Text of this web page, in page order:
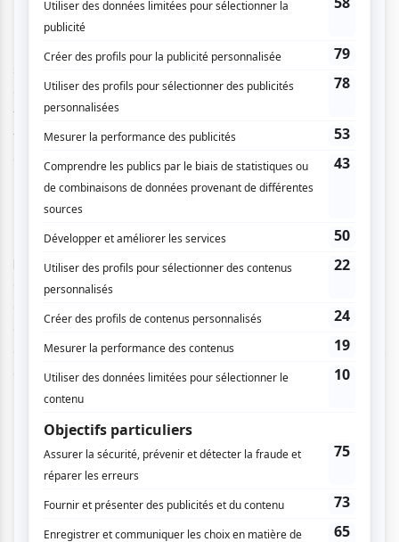
Le projet Jamais Trop Tôt, qui a vu le jour en 2011,
sélectionne les 24 meilleurs textes reçus lors d’ateliers
d’écriture menés dans plusieurs écoles au Canada. Ces
textes sont par la suite mis en musique par d’anciens demi-
finalistes du Grand Concours Hydro-Québec du FICG, tels
que Antoine Lachance, Mehdi Cayenne, ou, auparavant,
Karim Ouellet.
Par la suite, 24 interprètes de 14 à 17 ans issus des 10
provinces et d’un territoire sont choisis pour reprendre les
chansons lors d’un spectacle présenté en août et monté
de Granby. Une fois le spectacle passé, les 12 meilleures
chansons sont sélectionnées pour apparaître dans un
album disponible sur toutes les plateformes.